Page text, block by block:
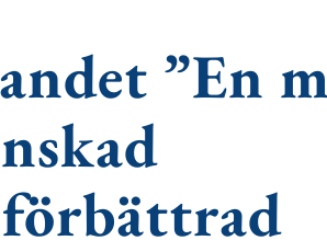
”En
förbättrad